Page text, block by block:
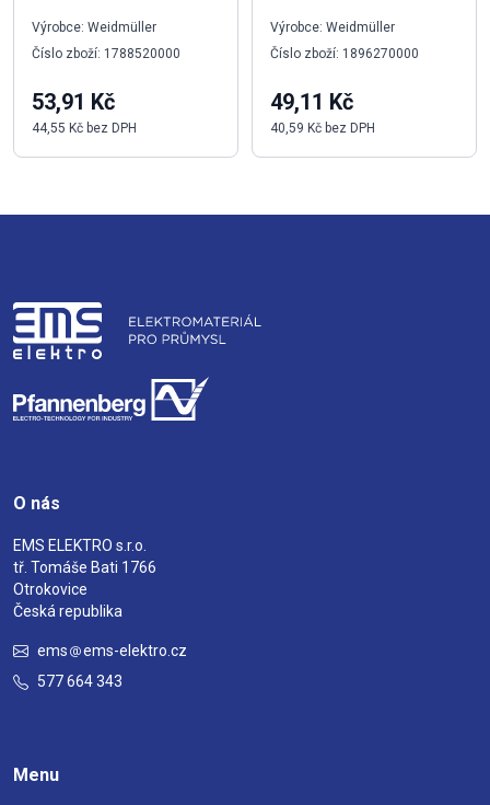
Výrobce: Weidmüller
Číslo zboží: 1788520000
53,91 Kč
44,55 Kč bez DPH
Výrobce: Weidmüller
Číslo zboží: 1896270000
49,11 Kč
40,59 Kč bez DPH
O nás
EMS ELEKTRO s.r.o.
tř. Tomáše Bati 1766
Otrokovice
Česká republika
ems
ems-elektro.cz
577 664 343
Menu